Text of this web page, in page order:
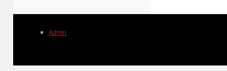
Admin